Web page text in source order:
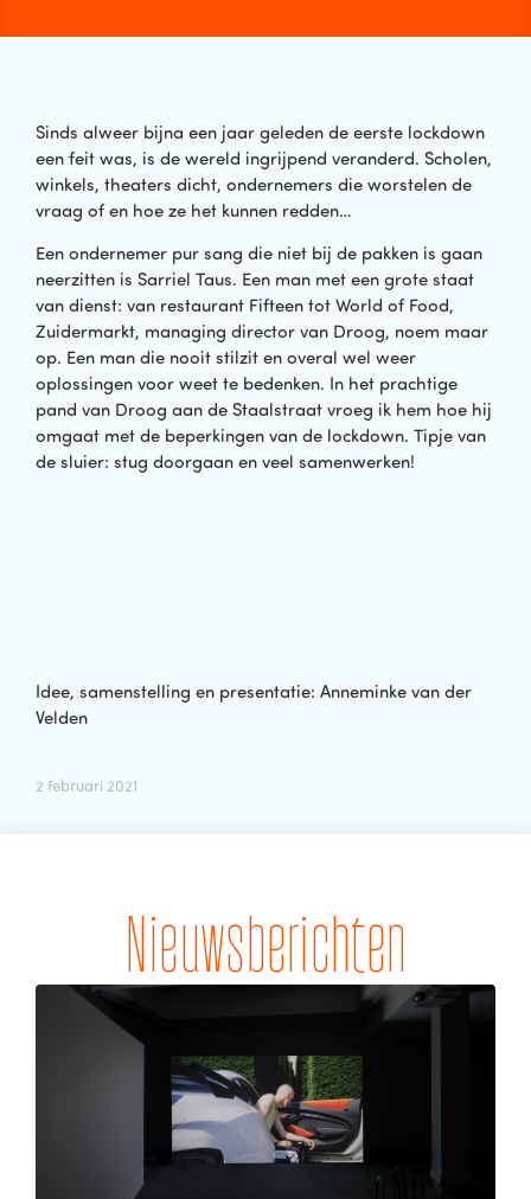
Sinds alweer bijna een jaar geleden de eerste lockdown
een feit was, is de wereld ingrijpend veranderd. Scholen,
winkels, theaters dicht, ondernemers die worstelen de
vraag of en hoe ze het kunnen redden…
Een ondernemer pur sang die niet bij de pakken is gaan
neerzitten is Sarriel Taus. Een man met een grote staat
van dienst: van restaurant Fifteen tot World of Food,
Zuidermarkt, managing director van Droog, noem maar
op. Een man die nooit stilzit en overal wel weer
oplossingen voor weet te bedenken. In het prachtige
pand van Droog aan de Staalstraat vroeg ik hem hoe hij
omgaat met de beperkingen van de lockdown. Tipje van
de sluier: stug doorgaan en veel samenwerken!
Idee, samenstelling en presentatie: Anneminke van der
Velden
2 februari 2021
Nieuwsberichten